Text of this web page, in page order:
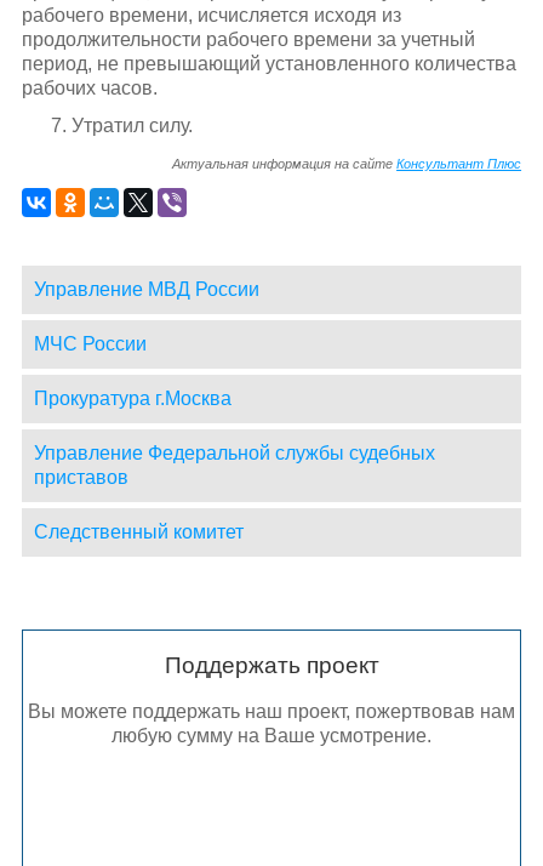
рабочего времени, исчисляется исходя из
продолжительности рабочего времени за учетный
период, не превышающий установленного количества
рабочих часов.
7. Утратил силу.
Актуальная информация на сайтеКонсультант Плюс
Управление МВД России
МЧС России
Прокуратура г.Москва
Управление Федеральной службы судебных
приставов
Следственный комитет
Поддержать проект
Вы можете поддержать наш проект, пожертвовав нам
любую сумму на Ваше усмотрение.